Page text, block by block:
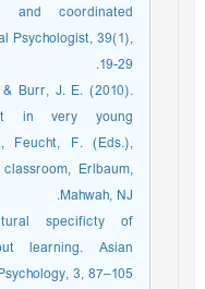
and coordinated
Psychologist, 39(1),
19-29.
Burr, J. E. (2010).
in very young
Feucht, F. (Eds.),
Erlbaum,
Mahwah, NJ.
specificty of
learning. Asian
3, 87–105.